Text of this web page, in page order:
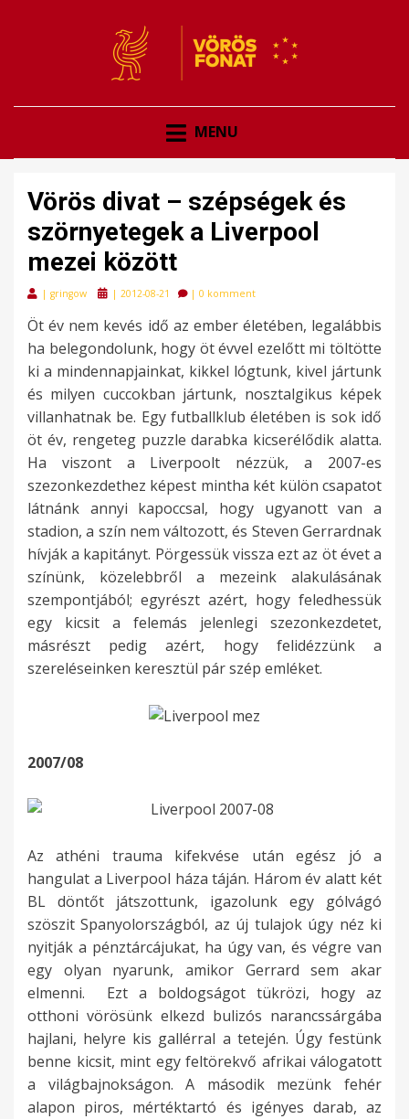
VÖRÖS FONAT
MENU
Vörös divat – szépségek és
szörnyetegek a Liverpool
mezei között
| gringow
Posted
| 2012-08-21 | 0 komment
Öt év nem kevés idő az ember életében, legalábbis
ha belegondolunk, hogy öt évvel ezelőtt mi töltötte
ki a mindennapjainkat, kikkel lógtunk, kivel jártunk
és milyen cuccokban jártunk, nosztalgikus képek
villanhatnak be. Egy futballklub életében is sok idő
öt év, rengeteg puzzle darabka kicserélődik alatta.
Ha viszont a Liverpoolt nézzük, a 2007-es
szezonkezdethez képest mintha két külön csapatot
látnánk annyi kapoccsal, hogy ugyanott van a
stadion, a szín nem változott, és Steven Gerrardnak
hívják a kapitányt. Pörgessük vissza ezt az öt évet a
színünk, közelebbről a mezeink alakulásának
szempontjából; egyrészt azért, hogy feledhessük
egy kicsit a felemás jelenlegi szezonkezdetet,
másrészt pedig azért, hogy felidézzünk a
szereléseinken keresztül pár szép emléket.
2007/08
Az athéni trauma kifekvése után egész jó a
hangulat a Liverpool háza táján. Három év alatt két
BL döntőt játszottunk, igazolunk egy gólvágó
szöszit Spanyolországból, az új tulajok úgy néz ki
nyitják a pénztárcájukat, ha úgy van, és végre van
egy olyan nyarunk, amikor Gerrard sem akar
elmenni. Ezt a boldogságot tükrözi, hogy az
otthoni vörösünk elkezd bulizós narancssárgába
hajlani, helyre kis gallérral a tetején. Úgy festünk
benne kicsit, mint egy feltörekvő afrikai válogatott
a világbajnokságon. A második mezünk fehér
alapon piros, mértéktartó és igényes darab, az